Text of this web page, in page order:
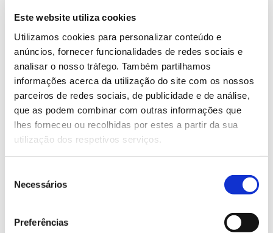
Este website utiliza cookies
Utilizamos cookies para personalizar conteúdo e
anúncios, fornecer funcionalidades de redes sociais e
analisar o nosso tráfego. Também partilhamos
informações acerca da utilização do site com os nossos
parceiros de redes sociais, de publicidade e de análise,
que as podem combinar com outras informações que
lhes forneceu ou recolhidas por estes a partir da sua
utilização dos respetivos serviços.
Necessários
Preferências
percurso interpretativo.
Saiba mais sobre esta iniciativa
13.07.2026
Genoma do priolo e de outras espécies em risco:
conhecer para conservar
02.07.2026